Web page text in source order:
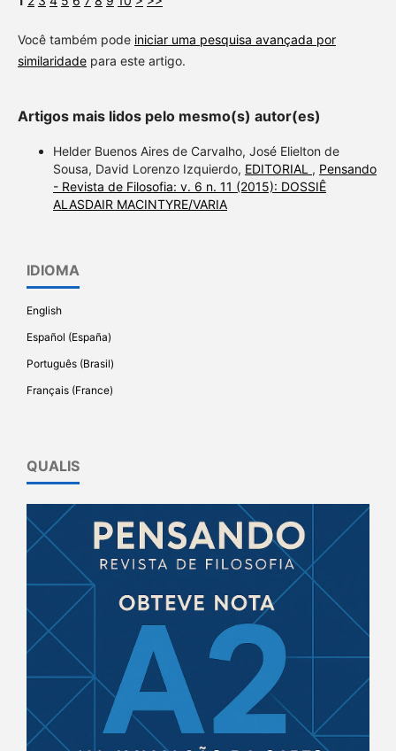
Você também pode iniciar uma pesquisa avançada por
similaridadepara este artigo.
Artigos mais lidos pelo mesmo(s) autor(es)
Helder Buenos Aires de Carvalho, José Elielton de
Sousa, David Lorenzo Izquierdo, EDITORIAL , Pensando
- Revista de Filosofia: v. 6 n. 11 (2015): DOSSIÊ
ALASDAIR MACINTYRE/VARIA
IDIOMA
English
Español (España)
Português (Brasil)
Français (France)
QUALIS